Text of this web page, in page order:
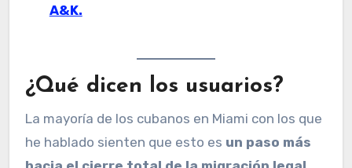
A&K.
¿Qué dicen los usuarios?
La mayoría de los cubanos en Miami con los que
he hablado sienten que esto es un paso más